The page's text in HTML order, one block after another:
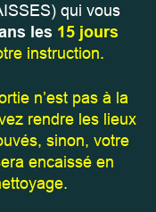
qui vous
les 15 jours
instruction.
n’est pas à la
rendre les lieux
sinon, votre
encaissé en